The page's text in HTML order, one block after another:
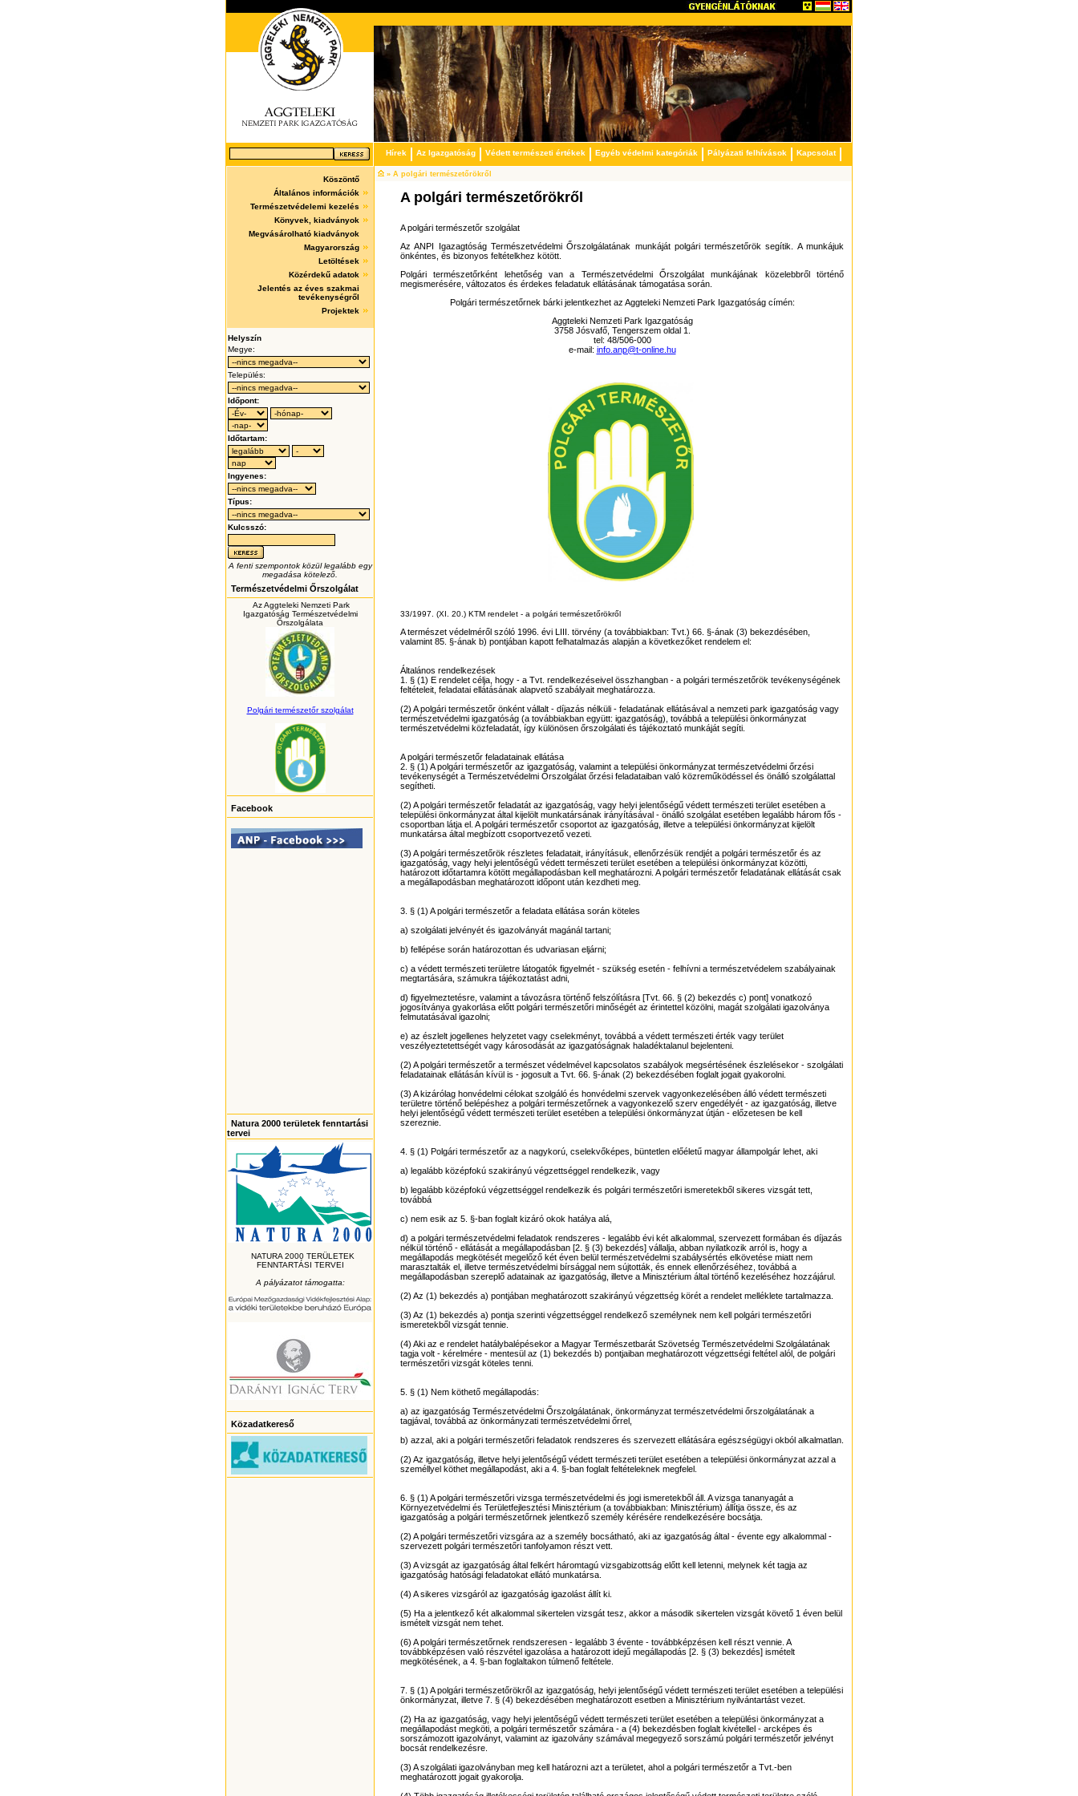
Hírek Az Igazgatóság Védett természeti értékek Egyéb védelmi kategóriák Pályázati felhívások Kapcsolat
Köszöntő
Általános információk
Természetvédelemi kezelés
Könyvek, kiadványok
Megvásárolható kiadványok
Magyarország
Letöltések
Közérdekű adatok
Jelentés az éves szakmai
tevékenységről
Projektek
Helyszín
Megye:
Település:
Időpont:
Időtartam:
Ingyenes:
Típus:
Kulcsszó:
A fenti szempontok közül legalább egy
megadása kötelező.
Természetvédelmi Őrszolgálat
Az Aggteleki Nemzeti Park
Igazgatóság Természetvédelmi
Őrszolgálata
Polgári természetőr szolgálat
Facebook
Natura 2000 területek fenntartási
tervei
NATURA 2000 TERÜLETEK
FENNTARTÁSI TERVEI
A pályázatot támogatta:
Közadatkereső
» A polgári természetőrökről
A polgári természetőrökről
A polgári természetőr szolgálat
Az ANPI Igazagtóság Természetvédelmi Őrszolgálatának munkáját polgári természetőrök segítik. A munkájuk
önkéntes, és bizonyos feltételkhez kötött.
Polgári természetőrként lehetőség van a Természetvédelmi Őrszolgálat munkájának közelebbről történő
megismerésére, változatos és érdekes feladatuk ellátásának támogatása során.
Polgári természetőrnek bárki jelentkezhet az Aggteleki Nemzeti Park Igazgatóság címén:
Aggteleki Nemzeti Park Igazgatóság
3758 Jósvafő, Tengerszem oldal 1.
tel: 48/506-000
e-mail: info.anp@t-online.hu
33/1997. (XI. 20.) KTM rendelet - a polgári természetőrökről
A természet védelméről szóló 1996. évi LIII. törvény (a továbbiakban: Tvt.) 66. §-ának (3) bekezdésében,
valamint 85. §-ának b) pontjában kapott felhatalmazás alapján a következőket rendelem el:
Általános rendelkezések
1. § (1) E rendelet célja, hogy - a Tvt. rendelkezéseivel összhangban - a polgári természetőrök tevékenységének
feltételeit, feladatai ellátásának alapvető szabályait meghatározza.
(2) A polgári természetőr önként vállalt - díjazás nélküli - feladatának ellátásával a nemzeti park igazgatóság vagy
természetvédelmi igazgatóság (a továbbiakban együtt: igazgatóság), továbbá a települési önkormányzat
természetvédelmi közfeladatát, így különösen őrszolgálati és tájékoztató munkáját segíti.
A polgári természetőr feladatainak ellátása
2. § (1) A polgári természetőr az igazgatóság, valamint a települési önkormányzat természetvédelmi őrzési
tevékenységét a Természetvédelmi Őrszolgálat őrzési feladataiban való közreműködéssel és önálló szolgálattal
segítheti.
(2) A polgári természetőr feladatát az igazgatóság, vagy helyi jelentőségű védett természeti terület esetében a
települési önkormányzat által kijelölt munkatársának irányításával - önálló szolgálat esetében legalább három fős -
csoportban látja el. A polgári természetőr csoportot az igazgatóság, illetve a települési önkormányzat kijelölt
munkatársa által megbízott csoportvezető vezeti.
(3) A polgári természetőrök részletes feladatait, irányításuk, ellenőrzésük rendjét a polgári természetőr és az
igazgatóság, vagy helyi jelentőségű védett természeti terület esetében a települési önkormányzat közötti,
határozott időtartamra kötött megállapodásban kell meghatározni. A polgári természetőr feladatának ellátását csak
a megállapodásban meghatározott időpont után kezdheti meg.
3. § (1) A polgári természetőr a feladata ellátása során köteles
a) szolgálati jelvényét és igazolványát magánál tartani;
b) fellépése során határozottan és udvariasan eljárni;
c) a védett természeti területre látogatók figyelmét - szükség esetén - felhívni a természetvédelem szabályainak
megtartására, számukra tájékoztatást adni,
d) figyelmeztetésre, valamint a távozásra történő felszólításra [Tvt. 66. § (2) bekezdés c) pont] vonatkozó
jogosítványa gyakorlása előtt polgári természetőri minőségét az érintettel közölni, magát szolgálati igazolványa
felmutatásával igazolni;
e) az észlelt jogellenes helyzetet vagy cselekményt, továbbá a védett természeti érték vagy terület
veszélyeztetettségét vagy károsodását az igazgatóságnak haladéktalanul bejelenteni.
(2) A polgári természetőr a természet védelmével kapcsolatos szabályok megsértésének észlelésekor - szolgálati
feladatainak ellátásán kívül is - jogosult a Tvt. 66. §-ának (2) bekezdésében foglalt jogait gyakorolni.
(3) A kizárólag honvédelmi célokat szolgáló és honvédelmi szervek vagyonkezelésében álló védett természeti
területre történő belépéshez a polgári természetőrnek a vagyonkezelő szerv engedélyét - az igazgatóság, illetve
helyi jelentőségű védett természeti terület esetében a települési önkormányzat útján - előzetesen be kell
szereznie.
4. § (1) Polgári természetőr az a nagykorú, cselekvőképes, büntetlen előéletű magyar állampolgár lehet, aki
a) legalább középfokú szakirányú végzettséggel rendelkezik, vagy
b) legalább középfokú végzettséggel rendelkezik és polgári természetőri ismeretekből sikeres vizsgát tett,
továbbá
c) nem esik az 5. §-ban foglalt kizáró okok hatálya alá,
d) a polgári természetvédelmi feladatok rendszeres - legalább évi két alkalommal, szervezett formában és díjazás
nélkül történő - ellátását a megállapodásban [2. § (3) bekezdés] vállalja, abban nyilatkozik arról is, hogy a
megállapodás megkötését megelőző két éven belül természetvédelmi szabálysértés elkövetése miatt nem
marasztalták el, illetve természetvédelmi bírsággal nem sújtották, és ennek ellenőrzéséhez, továbbá a
megállapodásban szereplő adatainak az igazgatóság, illetve a Minisztérium által történő kezeléséhez hozzájárul.
(2) Az (1) bekezdés a) pontjában meghatározott szakirányú végzettség körét a rendelet melléklete tartalmazza.
(3) Az (1) bekezdés a) pontja szerinti végzettséggel rendelkező személynek nem kell polgári természetőri
ismeretekből vizsgát tennie.
(4) Aki az e rendelet hatálybalépésekor a Magyar Természetbarát Szövetség Természetvédelmi Szolgálatának
tagja volt - kérelmére - mentesül az (1) bekezdés b) pontjaiban meghatározott végzettségi feltétel alól, de polgári
természetőri vizsgát köteles tenni.
5. § (1) Nem köthető megállapodás:
a) az igazgatóság Természetvédelmi Őrszolgálatának, önkormányzat természetvédelmi őrszolgálatának a
tagjával, továbbá az önkormányzati természetvédelmi őrrel,
b) azzal, aki a polgári természetőri feladatok rendszeres és szervezett ellátására egészségügyi okból alkalmatlan.
(2) Az igazgatóság, illetve helyi jelentőségű védett természeti terület esetében a települési önkormányzat azzal a
személlyel köthet megállapodást, aki a 4. §-ban foglalt feltételeknek megfelel.
6. § (1) A polgári természetőri vizsga természetvédelmi és jogi ismeretekből áll. A vizsga tananyagát a
Környezetvédelmi és Területfejlesztési Minisztérium (a továbbiakban: Minisztérium) állítja össze, és az
igazgatóság a polgári természetőrnek jelentkező személy kérésére rendelkezésére bocsátja.
(2) A polgári természetőri vizsgára az a személy bocsátható, aki az igazgatóság által - évente egy alkalommal -
szervezett polgári természetőri tanfolyamon részt vett.
(3) A vizsgát az igazgatóság által felkért háromtagú vizsgabizottság előtt kell letenni, melynek két tagja az
igazgatóság hatósági feladatokat ellátó munkatársa.
(4) A sikeres vizsgáról az igazgatóság igazolást állít ki.
(5) Ha a jelentkező két alkalommal sikertelen vizsgát tesz, akkor a második sikertelen vizsgát követő 1 éven belül
ismételt vizsgát nem tehet.
(6) A polgári természetőrnek rendszeresen - legalább 3 évente - továbbképzésen kell részt vennie. A
továbbképzésen való részvétel igazolása a határozott idejű megállapodás [2. § (3) bekezdés] ismételt
megkötésének, a 4. §-ban foglaltakon túlmenő feltétele.
7. § (1) A polgári természetőrökről az igazgatóság, helyi jelentőségű védett természeti terület esetében a települési
önkormányzat, illetve 7. § (4) bekezdésében meghatározott esetben a Minisztérium nyilvántartást vezet.
(2) Ha az igazgatóság, vagy helyi jelentőségű védett természeti terület esetében a települési önkormányzat a
megállapodást megköti, a polgári természetőr számára - a (4) bekezdésben foglalt kivétellel - arcképes és
sorszámozott igazolványt, valamint az igazolvány számával megegyező sorszámú polgári természetőr jelvényt
bocsát rendelkezésre.
(3) A szolgálati igazolványban meg kell határozni azt a területet, ahol a polgári természetőr a Tvt.-ben
meghatározott jogait gyakorolja.